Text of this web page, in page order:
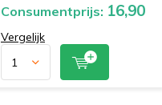
Consumentprijs: 16,90
Vergelijk